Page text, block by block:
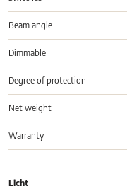
Beam angle
Dimmable
Degree of protection
Net weight
Warranty
Licht